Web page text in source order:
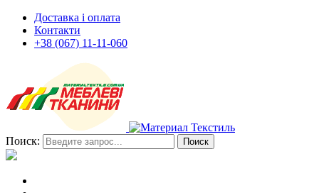
Доставка і оплата
Контакти
+38 (067) 11-11-060
Поиск: Поиск